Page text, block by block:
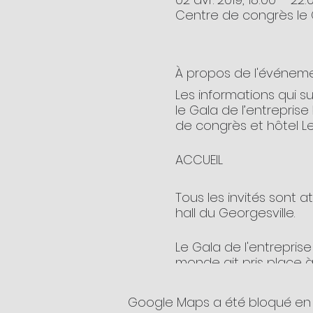
Centre de congrès le
À propos de
Les informations qui
le Gala de
de congrès et hôtel
ACCUEIL
Tous les invités sont
hall du Georgesville.
Le Gala de
monde ait pris place
Prenez note que
Google Maps a été bloqué